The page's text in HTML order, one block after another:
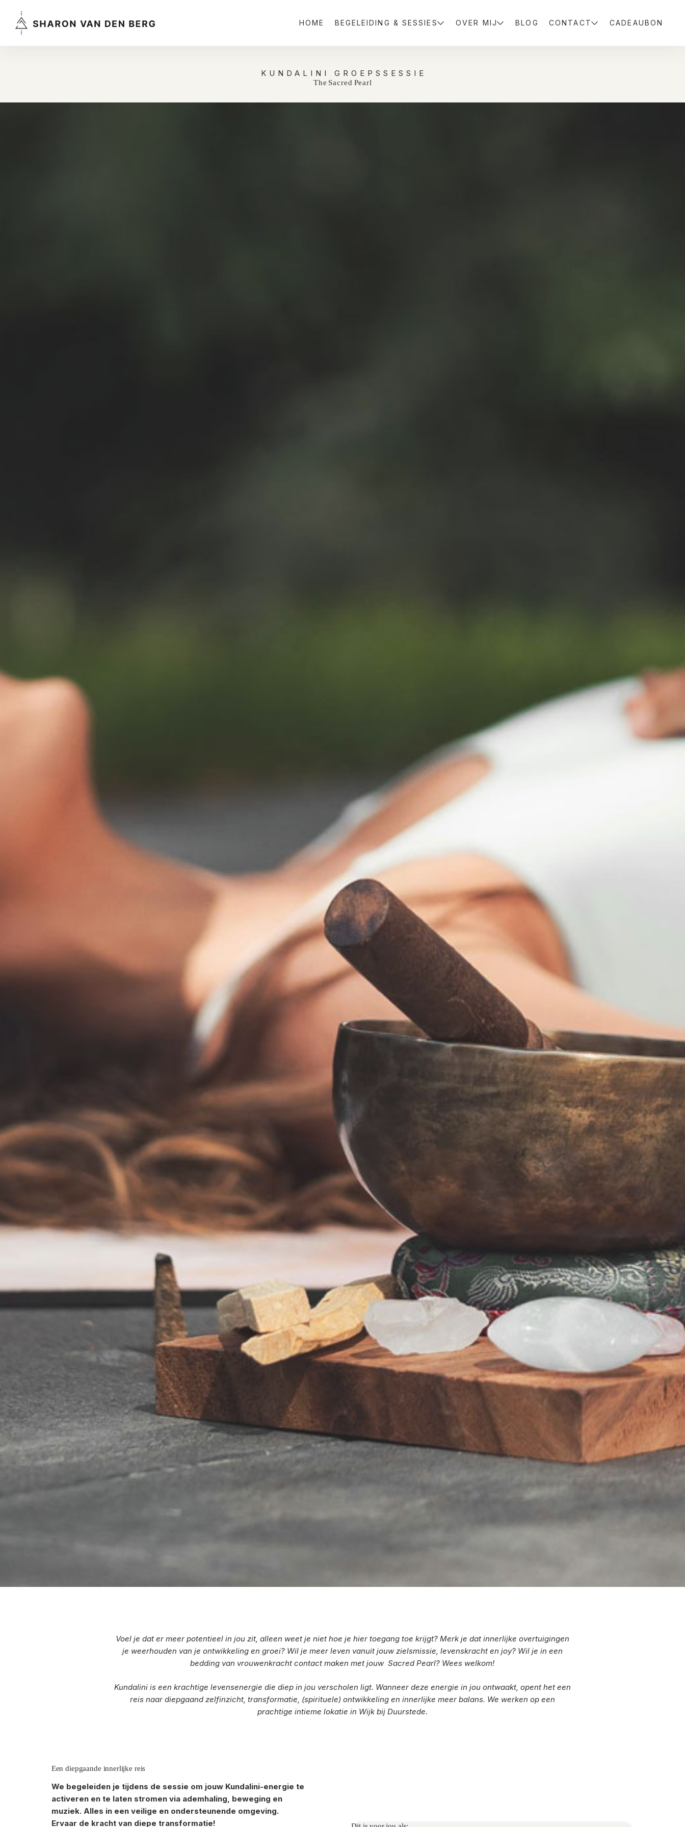
HOME BEGELEIDING & SESSIES OVER MIJ BLOG CONTACT CADEAUBON
KUNDALINI GROEPSSESSIE
T h e S a c r e d P e a r l
Voel je dat er meer potentieel in jou zit, alleen weet je niet hoe je hier toegang toe krijgt? Merk je dat innerlijke overtuigingen
je weerhouden van je ontwikkeling en groei? Wil je meer leven vanuit jouw zielsmissie, levenskracht en joy? Wil je in een
bedding van vrouwenkracht contact maken met jouw Sacred Pearl? Wees welkom!
Kundalini is een krachtige levensenergie die diep in jou verscholen ligt. Wanneer deze energie in jou ontwaakt, opent het een
reis naar diepgaand zelfinzicht, transformatie, (spirituele) ontwikkeling en innerlijke meer balans. We werken op een
prachtige intieme lokatie in Wijk bij Duurstede.
Een diepgaande innerlijke reis
We begeleiden je tijdens de sessie om jouw Kundalini-energie te
activeren en te laten stromen via ademhaling, beweging en
muziek. Alles in een veilige en ondersteunende omgeving.
Ervaar de kracht van diepe transformatie!